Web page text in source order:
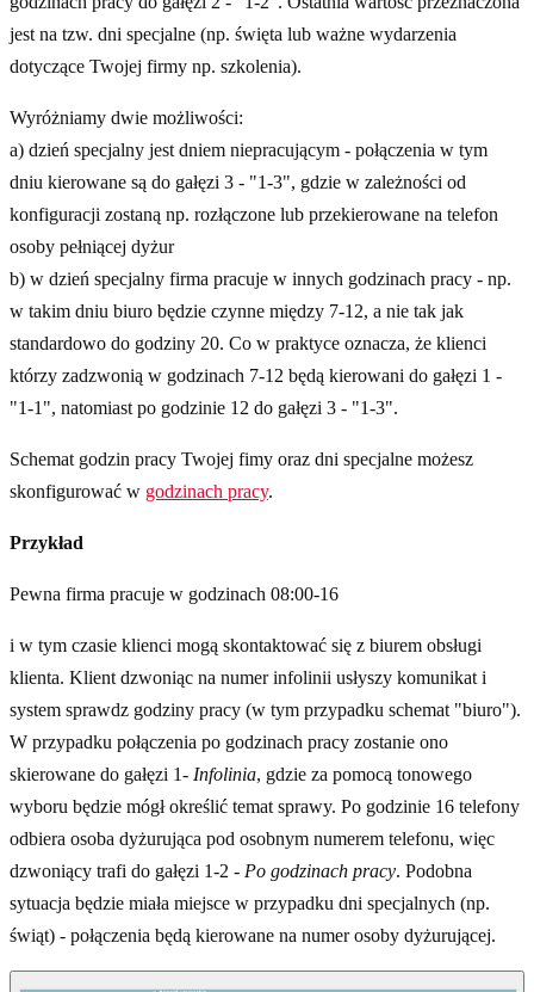
jest na tzw. dni specjalne (np. święta lub ważne wydarzenia
dotyczące Twojej firmy np. szkolenia).
Wyróżniamy dwie możliwości:
a) dzień specjalny jest dniem niepracującym - połączenia w tym
dniu kierowane są do gałęzi 3 - "1-3", gdzie w zależności od
konfiguracji zostaną np. rozłączone lub przekierowane na telefon
osoby pełniącej dyżur
b) w dzień specjalny firma pracuje w innych godzinach pracy - np.
w takim dniu biuro będzie czynne między 7-12, a nie tak jak
standardowo do godziny 20. Co w praktyce oznacza, że klienci
którzy zadzwonią w godzinach 7-12 będą kierowani do gałęzi 1 -
"1-1", natomiast po godzinie 12 do gałęzi 3 - "1-3".
Schemat godzin pracy Twojej fimy oraz dni specjalne możesz
skonfigurować w godzinach pracy.
Przykład
Pewna firma pracuje w godzinach 08:00-16
i w tym czasie klienci mogą skontaktować się z biurem obsługi
klienta. Klient dzwoniąc na numer infolinii usłyszy komunikat i
system sprawdz godziny pracy (w tym przypadku schemat "biuro").
W przypadku połączenia po godzinach pracy zostanie ono
skierowane do gałęzi 1- Infolinia, gdzie za pomocą tonowego
wyboru będzie mógł określić temat sprawy. Po godzinie 16 telefony
odbiera osoba dyżurująca pod osobnym numerem telefonu, więc
dzwoniący trafi do gałęzi 1-2 - Po godzinach pracy. Podobna
sytuacja będzie miała miejsce w przypadku dni specjalnych (np.
świąt) - połączenia będą kierowane na numer osoby dyżurującej.